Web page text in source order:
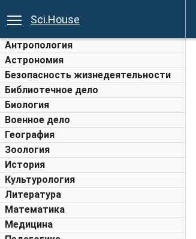
Sci.House
Антропология
Астрономия
Безопасность жизнедеятельности
Библиотечное дело
Биология
Военное дело
География
Зоология
История
Культурология
Литература
Математика
Медицина